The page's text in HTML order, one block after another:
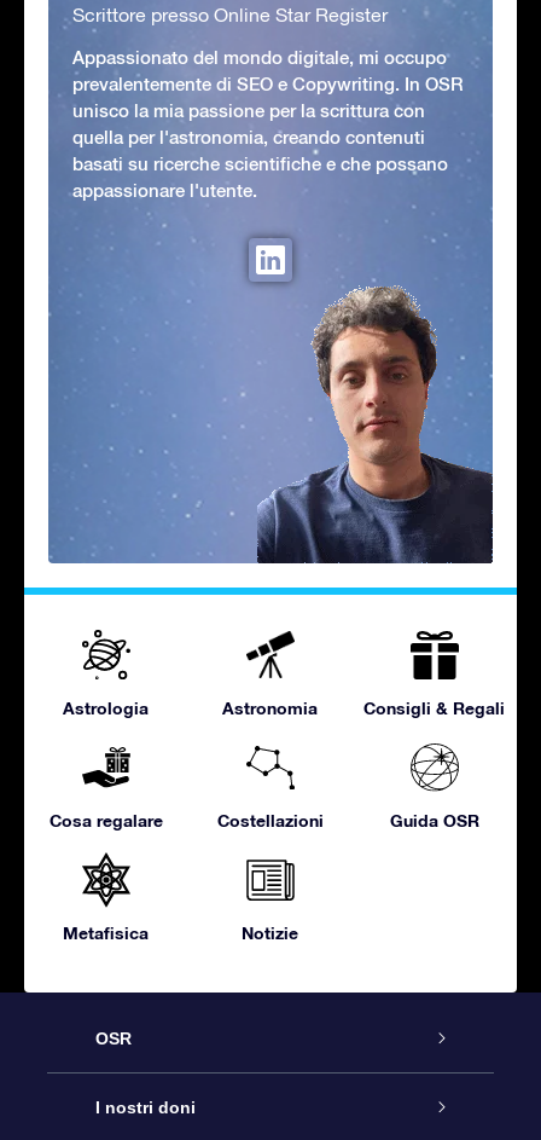
Scrittore presso Online Star Register
Appassionato del mondo digitale, mi occupo
prevalentemente di SEO e Copywriting. In OSR
unisco la mia passione per la scrittura con
quella per l'astronomia, creando contenuti
basati su ricerche scientifiche e che possano
appassionare l'utente.
Astrologia Astronomia Consigli & Regali
Cosa regalare Costellazioni Guida OSR
Metafisica Notizie
OSR
Assistenza
I nostri doni